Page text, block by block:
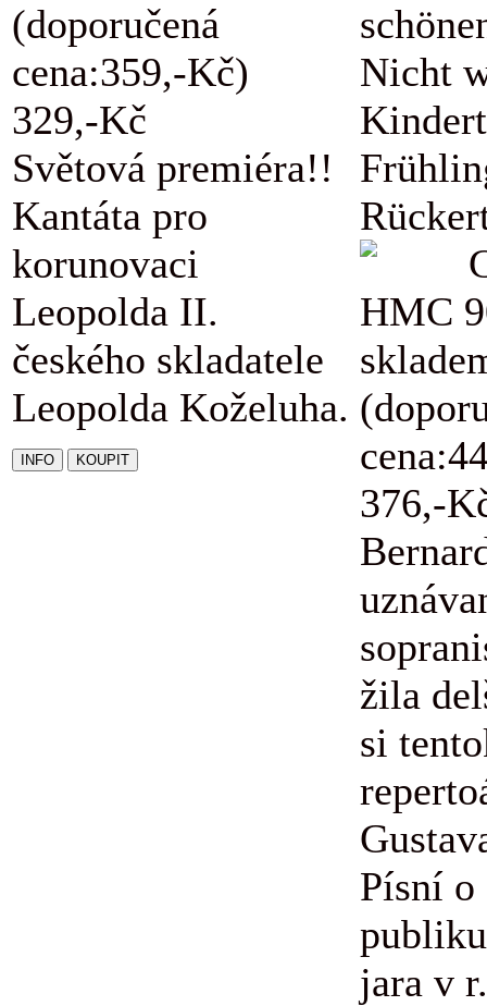
(doporučená
cena:359,-Kč)
329,-Kč
Světová premiéra!!
Kantáta pro
korunovaci
Leopolda II.
českého skladatele
Leopolda Koželuha.
Nicht
HMC
376,-
žila
si
Písní
jara v